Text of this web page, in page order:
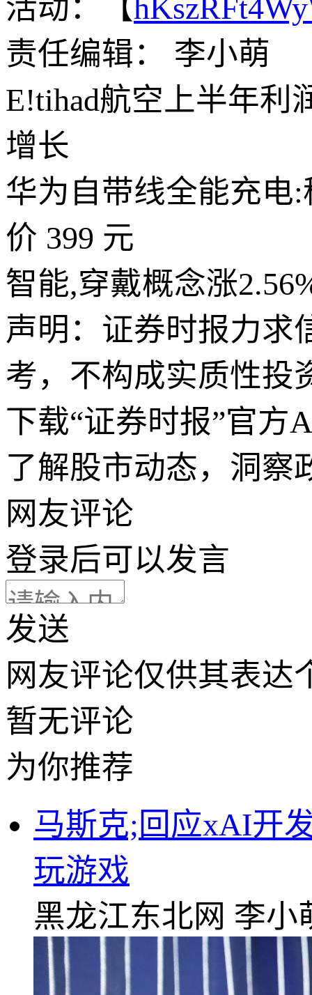
活动：【
责任编辑： 李小萌
E!tihad航空上半年利
增长
华为自带线全能充电:
价 399 元
智能,穿戴概念涨
声明：证券时报力求
考，不构成实质性投
下载“证券时报”官方
了解股市动态，洞察
网友评论
登录后可以发言
发送
网友评论仅供其表达
暂无评论
为你推荐
马斯克;回应xAI开
玩游戏
黑龙江东北网 李小